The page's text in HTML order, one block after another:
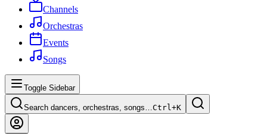
Channels
Orchestras
Events
Songs
Toggle Sidebar
Search dancers, orchestras, songs…Ctrl+K